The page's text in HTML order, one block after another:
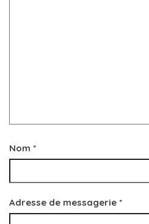
Nom *
Adresse de messagerie *